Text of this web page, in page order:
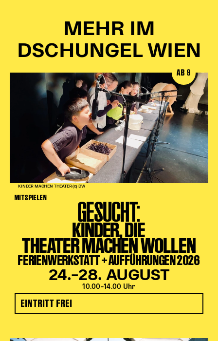
MEHR IM
DSCHUNGEL WIEN
KINDER MACHEN THEATER (c) DW
AB 9
MITSPIELEN GESUCHT:
KINDER, DIE
THEATER MACHEN WOLLEN
FERIENWERKSTATT + AUFFÜHRUNGEN 2026
24.–28. AUGUST
10.00–14.00 Uhr
EINTRITT FREI